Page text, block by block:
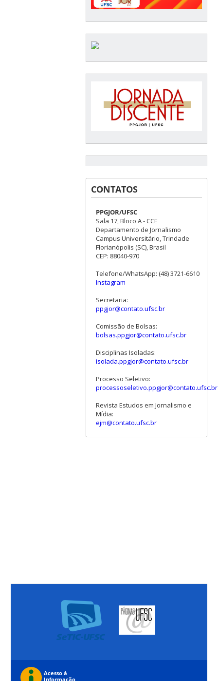
CONTATOS
PPGJOR/UFSC
Sala 17, Bloco A - CCE
Departamento de Jornalismo
Campus Universitário, Trindade
Florianópolis (SC), Brasil
CEP: 88040-970
Telefone/WhatsApp: (48) 3721-6610
Instagram
Secretaria:
ppgjor@contato.ufsc.br
Comissão de Bolsas:
bolsas.ppgjor@contato.ufsc.br
Disciplinas Isoladas:
isolada.ppgjor@contato.ufsc.br
Processo Seletivo:
processoseletivo.ppgjor@contato.ufsc.br
Revista Estudos em Jornalismo e
Mídia:
ejm@contato.ufsc.br